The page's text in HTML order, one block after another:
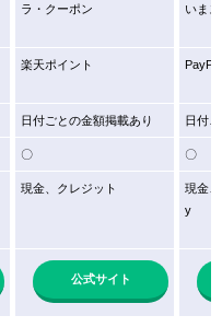
ラ・クーポン いま
楽天ポイント
日付ごとの金額掲載あり 日付
〇 〇
現金、クレジット
現金
y
公式サイト